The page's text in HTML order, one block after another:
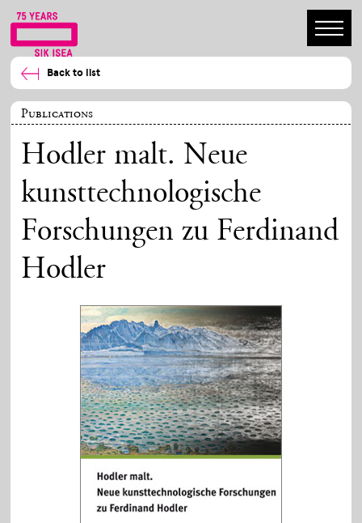
Back to list
Publications
Hodler malt. Neue
kunsttechnologische
Forschungen zu Ferdinand
Hodler